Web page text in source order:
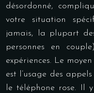
désordonné,
votre situation
jamais, la plupart
personnes en
expériences. Le
est l’usage des
le téléphone rose. Il